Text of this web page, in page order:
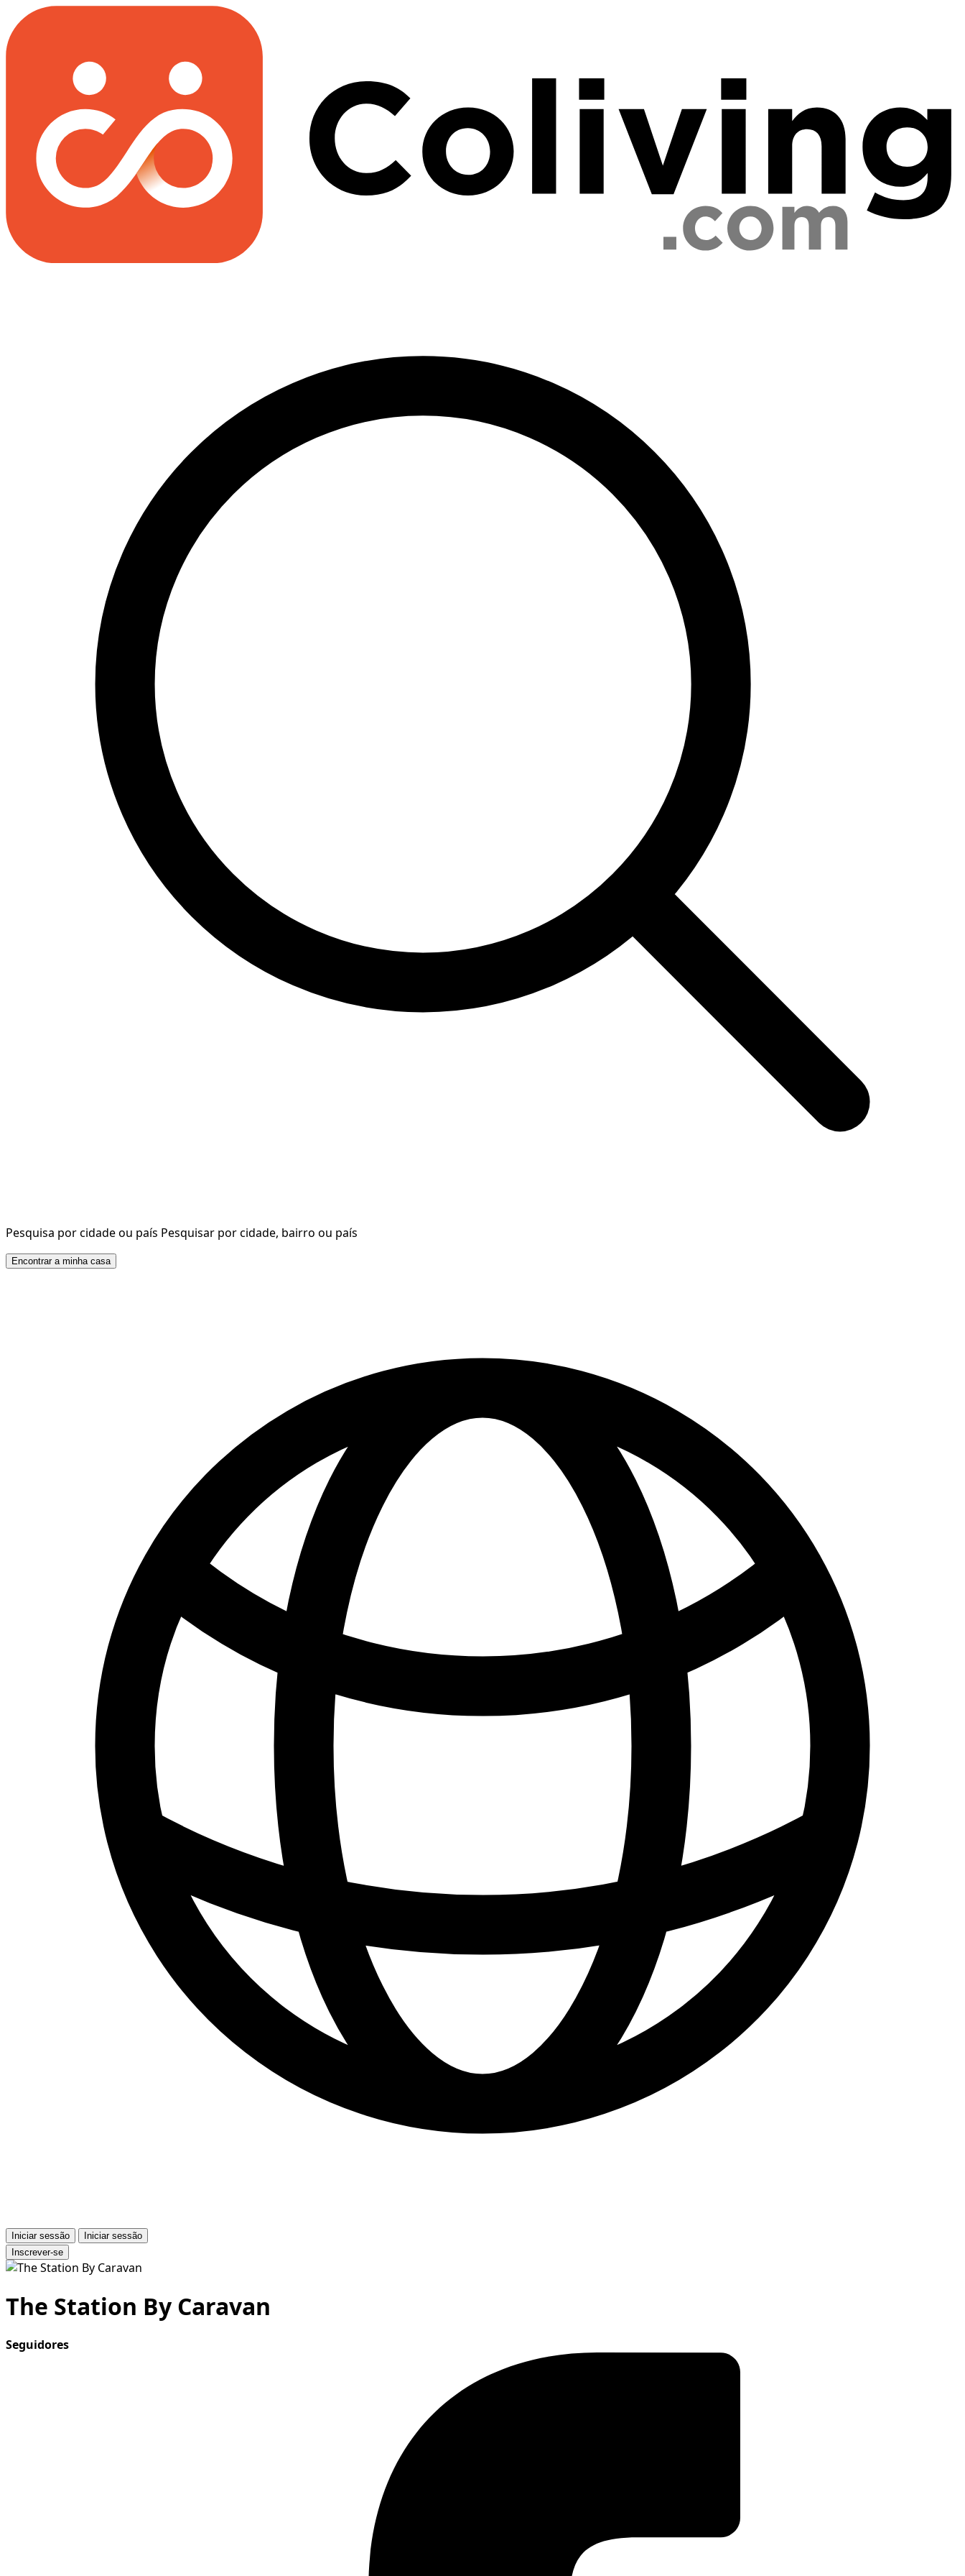
Pesquisa por cidade ou país Pesquisar por cidade, bairro ou país
Encontrar a minha casa
Iniciar sessão
Iniciar sessão
Inscrever-se
The Station By Caravan
Seguidores